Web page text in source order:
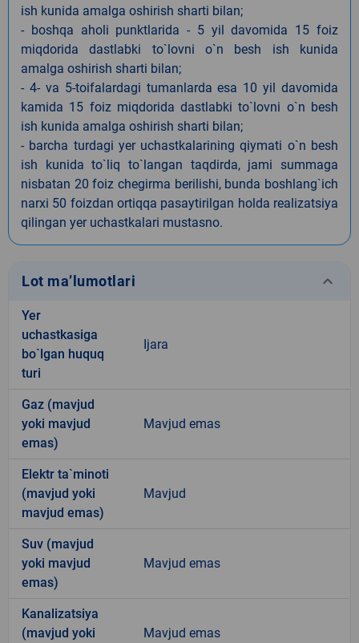
ish kunida amalga oshirish sharti bilan;
- boshqa aholi punktlarida - 5 yil davomida 15 foiz
miqdorida dastlabki to`lovni o`n besh ish kunida
amalga oshirish sharti bilan;
- 4- va 5-toifalardagi tumanlarda esa 10 yil davomida
kamida 15 foiz miqdorida dastlabki to`lovni o`n besh
ish kunida amalga oshirish sharti bilan;
- barcha turdagi yer uchastkalarining qiymati o`n besh
ish kunida to`liq to`langan taqdirda, jami summaga
nisbatan 20 foiz chegirma berilishi, bunda boshlang`ich
narxi 50 foizdan ortiqqa pasaytirilgan holda realizatsiya
qilingan yer uchastkalari mustasno.
Lot ma’lumotlari keyboard_arrow_down
Yer
uchastkasiga
bo`lgan huquq
turi
Ijara
Gaz (mavjud
yoki mavjud
emas)
Mavjud emas
Elektr ta`minoti
(mavjud yoki
mavjud emas)
Mavjud
Suv (mavjud
yoki mavjud
emas)
Mavjud emas
Kanalizatsiya
(mavjud yoki
Mavjud emas